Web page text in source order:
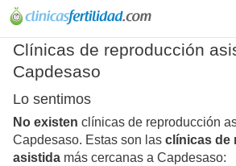
Clínicas de reproducción
Capdesaso
Lo sentimos
No existen clínicas de reproducción
Capdesaso. Estas son las clínicas de
asistida más cercanas a Capdesaso: